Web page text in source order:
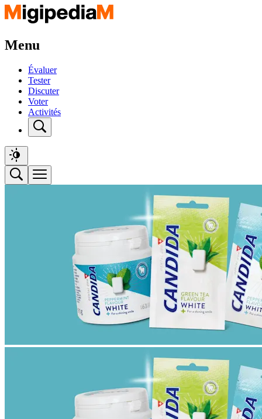
Menu
Évaluer
Tester
Discuter
Voter
Activités